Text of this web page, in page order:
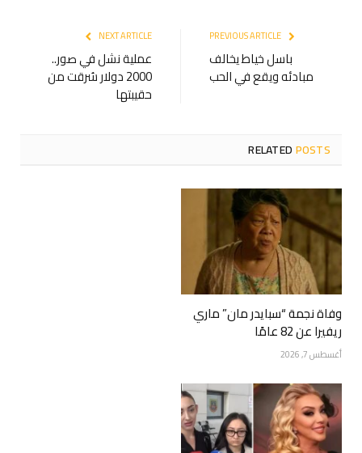
باسل خياط يخالف
مبادئه ويقع في الحب
NEXT ARTICLE
عملية نشل في صور..
2000 دولار سُرقت من
حقيبتها
RELATEDPOSTS
وفاة نجمة “سبايدر مان” ماري
ريفيرا عن 82 عامًا
أغسطس 7, 2026